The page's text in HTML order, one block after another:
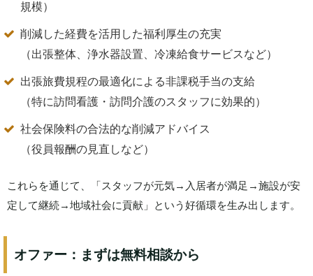
規模）
削減した経費を活用した福利厚生の充実
（出張整体、浄水器設置、冷凍給食サービスなど）
出張旅費規程の最適化による非課税手当の支給
（特に訪問看護・訪問介護のスタッフに効果的）
社会保険料の合法的な削減アドバイス
（役員報酬の見直しなど）
これらを通じて、「スタッフが元気→入居者が満足→施設が安
定して継続→地域社会に貢献」という好循環を生み出します。
オファー：まずは無料相談から